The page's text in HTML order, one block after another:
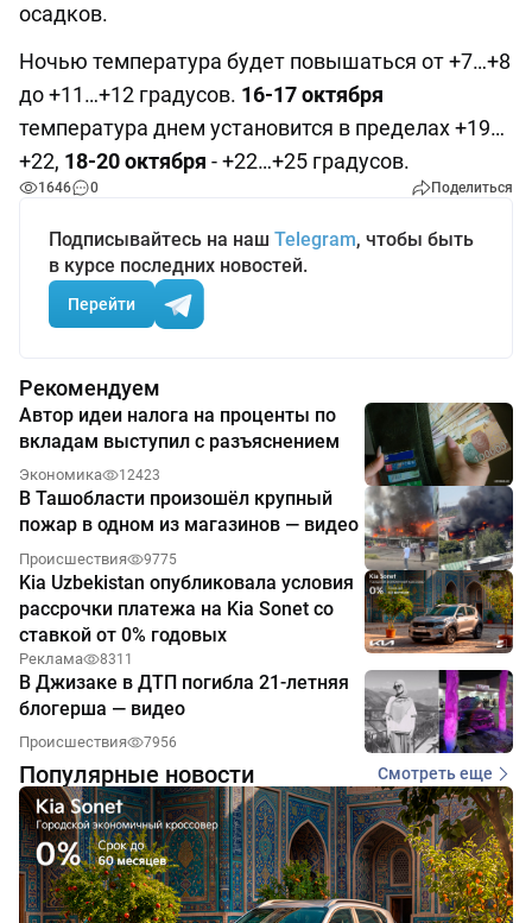
осадков.
Ночью температура будет повышаться от +7…+8
до +11…+12 градусов. 16-17 октября
температура днем установится в пределах +19…
+22, 18-20 октября - +22…+25 градусов.
1646 0 Поделиться
Подписывайтесь на наш Telegram, чтобы быть
в курсе последних новостей.
Перейти
Рекомендуем
Автор идеи налога на проценты по
вкладам выступил с разъяснением
Экономика 12423
В Ташобласти произошёл крупный
пожар в одном из магазинов — видео
Происшествия 9775
Kia Uzbekistan опубликовала условия
рассрочки платежа на Kia Sonet со
ставкой от 0% годовых
Реклама 8311
В Джизаке в ДТП погибла 21-летняя
блогерша — видео
Происшествия 7956
Популярные новости Смотреть еще